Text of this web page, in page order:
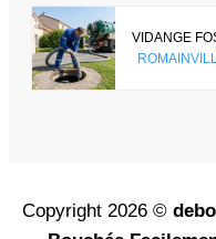
VIDANGE
Copyright 2026 ©